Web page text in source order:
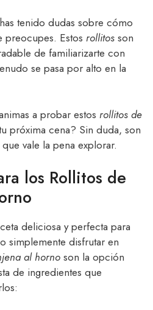
tenido dudas sobre cómo
preocupes. Estos rollitos son
de familiarizarte con
se pasa por alto en la
a probar estos rollitos de
próxima cena? Sin duda, son
vale la pena explorar.
los Rollitos de
deliciosa y perfecta para
simplemente disfrutar en
al horno son la opción
de ingredientes que